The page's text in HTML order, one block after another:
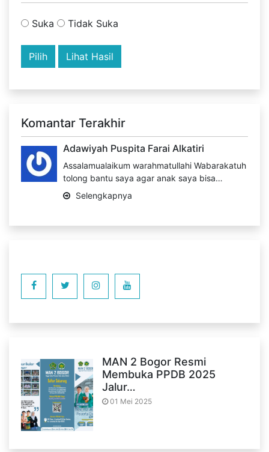
Suka Tidak Suka
Lihat Hasil
Komantar Terakhir
Adawiyah Puspita Farai Alkatiri
Assalamualaikum warahmatullahi Wabarakatuh
tolong bantu saya agar anak saya bisa…
Selengkapnya
MAN 2 Bogor Resmi
Membuka PPDB 2025
Jalur…
01 Mei 2025